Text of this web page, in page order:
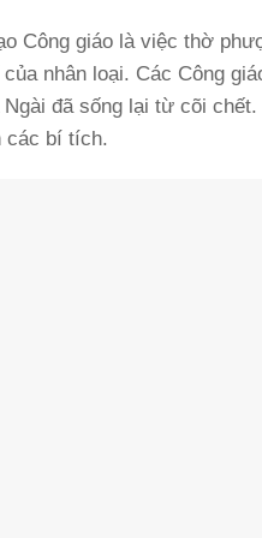
Công giáo là việc thờ
nhân loại. Các Công
đã sống lại từ cõi
các bí tích.